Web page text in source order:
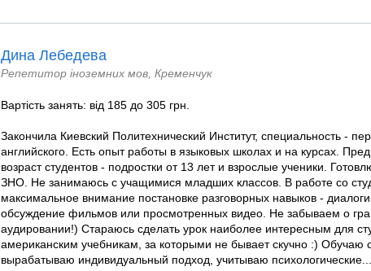
Дина Лебедева
Репетитор іноземних мов, Кременчук
Вартість занять: від 185 до 305 грн.
Закончила Киевский Политехнический Институт, специальность -
английского. Есть опыт работы в языковых школах и на курсах.
возраст студентов - подростки от 13 лет и взрослые ученики.
ЗНО. Не занимаюсь с учащимися младших классов. В работе со
максимальное внимание постановке разговорных навыков -
обсуждение фильмов или просмотренных видео. Не забываем о
аудировании!) Стараюсь сделать урок наиболее интересным для
американским учебникам, за которыми не бывает скучно :)
вырабатываю индивидуальный подход, учитываю психологические...